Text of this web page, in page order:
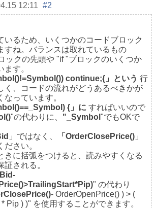
12:11 #2
いるため、いくつかのコードブロック
すね。バランスは取れているもの
ックの先頭や "if "ブロックのいくつか
ます。
continue;{」という 行
く、コードの流れがどうあるべきかが
なっています。
{」に すればいいので
"の代わりに、 "_Symbol "でもOKで
」ではなく、 「OrderClosePrice() 」
ださい。
きに括弧をつけると、読みやすくなる
証される。
" の代わり
- OrderOpenPrice() ) > (
Pip ) )" を使用することができます。